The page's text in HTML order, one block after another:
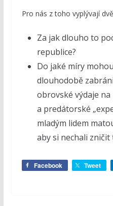
Pro nás z toho vyplývají
Za jak dlouho to
republice?
Do jaké míry
dlouhodobě
obrovské výdaje
a predátorské
mladým lidem
aby si nechali zničit
Facebook Tweet